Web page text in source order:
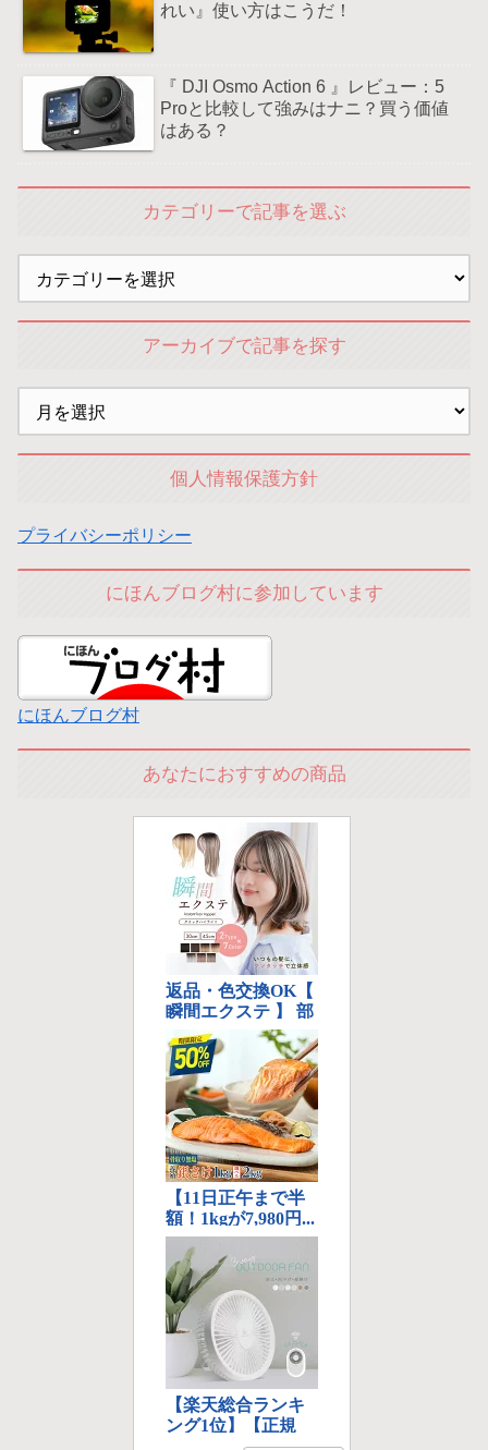
れい』使い方はこうだ！
『 DJI Osmo Action 6 』レビュー：5
Proと比較して強みはナニ？買う価値
はある？
カテゴリーで記事を選ぶ
アーカイブで記事を探す
個人情報保護方針
プライバシーポリシー
にほんブログ村に参加しています
にほんブログ村
あなたにおすすめの商品